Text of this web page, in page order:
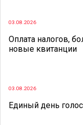
03.08.2026
Оплата налогов,
новые квитанции
03.08.2026
Единый день